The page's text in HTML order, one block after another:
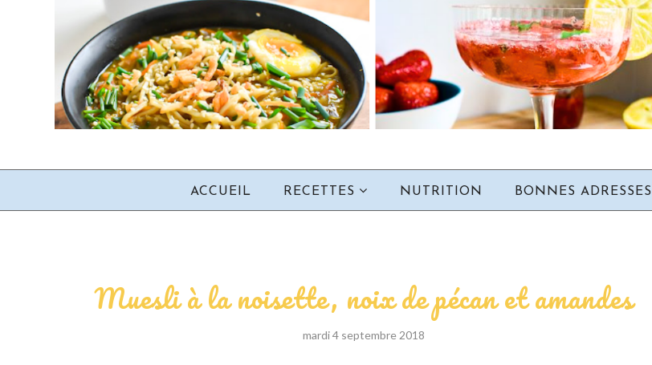
ACCUEIL RECETTES NUTRITION BONNES ADRESSES
Muesli à la noisette, noix de pécan et amandes
mardi 4 septembre 2018